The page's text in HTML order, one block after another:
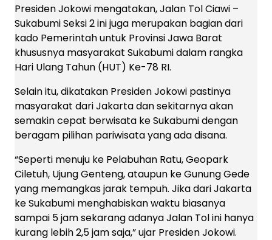
Presiden Jokowi mengatakan, Jalan Tol Ciawi –
Sukabumi Seksi 2 ini juga merupakan bagian dari
kado Pemerintah untuk Provinsi Jawa Barat
khususnya masyarakat Sukabumi dalam rangka
Hari Ulang Tahun (HUT) Ke-78 RI.
Selain itu, dikatakan Presiden Jokowi pastinya
masyarakat dari Jakarta dan sekitarnya akan
semakin cepat berwisata ke Sukabumi dengan
beragam pilihan pariwisata yang ada disana.
“Seperti menuju ke Pelabuhan Ratu, Geopark
Ciletuh, Ujung Genteng, ataupun ke Gunung Gede
yang memangkas jarak tempuh. Jika dari Jakarta
ke Sukabumi menghabiskan waktu biasanya
sampai 5 jam sekarang adanya Jalan Tol ini hanya
kurang lebih 2,5 jam saja,” ujar Presiden Jokowi.